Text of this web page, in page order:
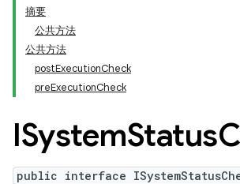
摘要
公共方法
公共方法
postExecutionCheck
preExecutionCheck
ISystemStatus
public interface